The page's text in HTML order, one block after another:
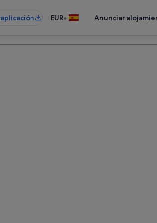
EUR• Anunciar